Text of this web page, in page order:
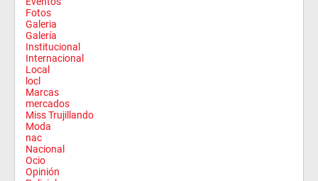
Fotos
Galeria
Galería
Institucional
Internacional
Local
locl
Marcas
mercados
Miss Trujillando
Moda
nac
Nacional
Ocio
Opinión